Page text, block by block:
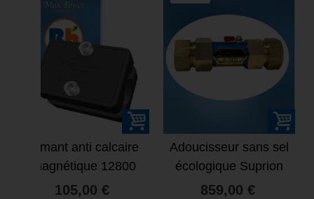
Aimant anti calcaire
magnétique 12800
Gauss Max Power
105,00 €
Adoucisseur sans sel
écologique Suprion
JS-75e22
859,00 €